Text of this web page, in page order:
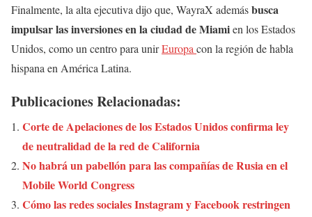
Finalmente, la alta ejecutiva dijo que, WayraX ademásbusca
impulsar las inversiones en la ciudad de Miamien los Estados
Unidos, como un centro para unirEuropa con la región de habla
hispana en América Latina.
Publicaciones Relacionadas:
Corte de Apelaciones de los Estados Unidos confirma ley
de neutralidad de la red de California
No habrá un pabellón para las compañías de Rusia en el
Mobile World Congress
Cómo las redes sociales Instagram y Facebook restringen